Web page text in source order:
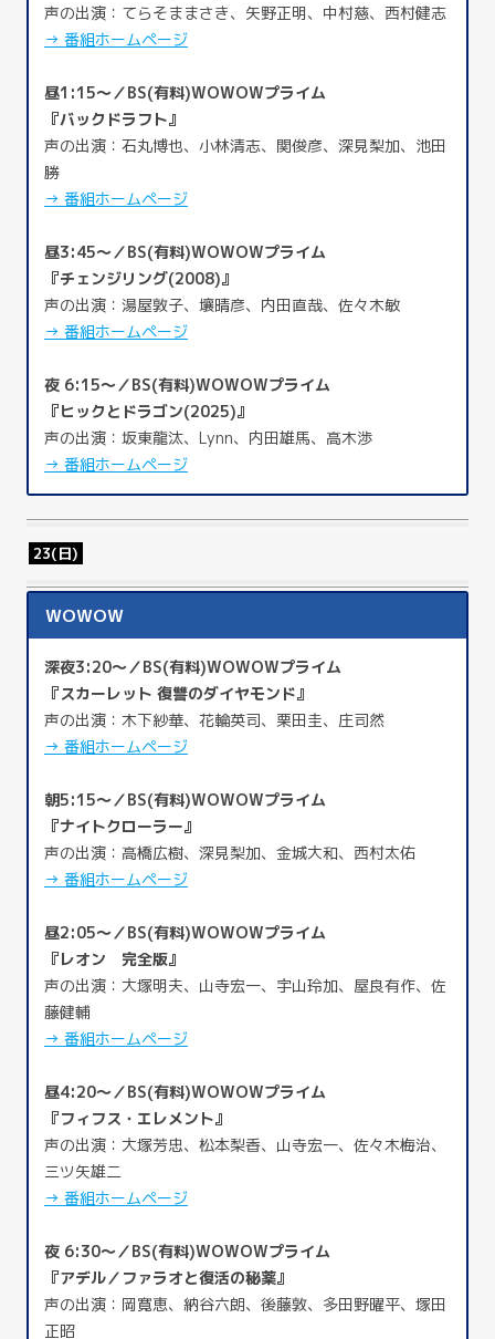
声の出演：てらそままさき、矢野正明、中村慈、西村健志
→ 番組ホームページ
昼1:15～／BS(有料)WOWOWプライム
『バックドラフト』
声の出演：石丸博也、小林清志、関俊彦、深見梨加、池田
勝
→ 番組ホームページ
昼3:45～／BS(有料)WOWOWプライム
『チェンジリング(2008)』
声の出演：湯屋敦子、壤晴彦、内田直哉、佐々木敏
→ 番組ホームページ
夜 6:15～／BS(有料)WOWOWプライム
『ヒックとドラゴン(2025)』
声の出演：坂東龍汰、Lynn、内田雄馬、高木渉
→ 番組ホームページ
23(日)
WOWOW
深夜3:20～／BS(有料)WOWOWプライム
『スカーレット 復讐のダイヤモンド』
声の出演：木下紗華、花輪英司、栗田圭、庄司然
→ 番組ホームページ
朝5:15～／BS(有料)WOWOWプライム
『ナイトクローラー』
声の出演：高橋広樹、深見梨加、金城大和、西村太佑
→ 番組ホームページ
昼2:05～／BS(有料)WOWOWプライム
『レオン 完全版』
声の出演：大塚明夫、山寺宏一、宇山玲加、屋良有作、佐
藤健輔
→ 番組ホームページ
昼4:20～／BS(有料)WOWOWプライム
『フィフス・エレメント』
声の出演：大塚芳忠、松本梨香、山寺宏一、佐々木梅治、
三ツ矢雄二
→ 番組ホームページ
夜 6:30～／BS(有料)WOWOWプライム
『アデル／ファラオと復活の秘薬』
声の出演：岡寛恵、納谷六朗、後藤敦、多田野曜平、塚田
正昭